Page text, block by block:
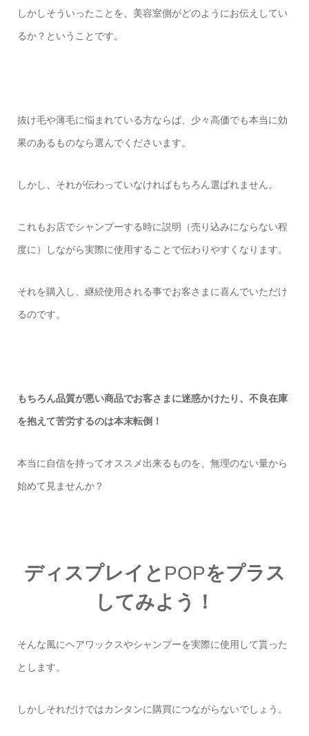
しかしそういったことを、美容室側がどのようにお伝えしてい
るか？ということです。
抜け毛や薄毛に悩まれている方ならば、少々高価でも本当に効
果のあるものなら選んでくださいます。
しかし、それが伝わっていなければもちろん選ばれません。
これもお店でシャンプーする時に説明（売り込みにならない程
度に）しながら実際に使用することで伝わりやすくなります。
それを購入し、継続使用される事でお客さまに喜んでいただけ
るのです。
もちろん品質が悪い商品でお客さまに迷惑かけたり、不良在庫
を抱えて苦労するのは本末転倒！
本当に自信を持ってオススメ出来るものを、無理のない量から
始めて見ませんか？
ディスプレイと POPをプラス
してみよう！
そんな風にヘアワックスやシャンプーを実際に使用して貰った
とします。
しかしそれだけではカンタンに購買につながらないでしょう。